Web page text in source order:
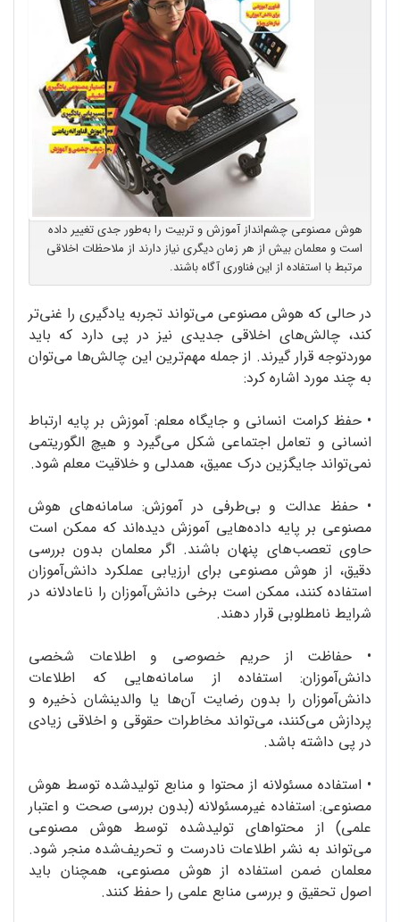
هوش مصنوعی چشم‌انداز آموزش و تربیت را به‌طور جدی تغییر داده
است و معلمان بیش از هر زمان دیگری نیاز دارند از ملاحظات اخلاقی
مرتبط با استفاده از این فناوری آگاه باشند.
در حالی که هوش مصنوعی می‌تواند تجربه‌ یادگیری را غنی‌تر
کند، چالش‌های اخلاقی جدیدی نیز در پی دارد که باید
موردتوجه قرار گیرند. از جمله‌ مهم‌ترین این چالش‌ها می‌توان
به چند مورد اشاره کرد:
• حفظ کرامت انسانی و جایگاه معلم: آموزش بر پایه‌ ارتباط
انسانی و تعامل اجتماعی شکل می‌گیرد و هیچ الگوریتمی
نمی‌تواند جایگزین درک عمیق، همدلی و خلاقیت معلم شود.
• حفظ عدالت و بی‌طرفی در آموزش: سامانه‌های هوش
مصنوعی بر پایه‌ داده‌هایی آموزش دیده‌اند که ممکن است
حاوی تعصب‌های پنهان باشند. اگر معلمان بدون بررسی
دقیق، از هوش مصنوعی برای ارزیابی عملکرد دانش‌آموزان
استفاده کنند، ممکن است برخی دانش‌آموزان را ناعادلانه در
شرایط نامطلوبی قرار دهند.
• حفاظت از حریم خصوصی و اطلاعات شخصی
دانش‌آموزان: استفاده از سامانه‌هایی که اطلاعات
دانش‌آموزان را بدون رضایت آن‌ها یا والدینشان ذخیره و
پردازش می‌کنند، می‌تواند مخاطرات حقوقی و اخلاقی زیادی
در پی داشته باشد.
• استفاده‌ مسئولانه از محتوا و منابع تولیدشده توسط هوش
مصنوعی: استفاده‌ غیرمسئولانه (بدون بررسی صحت و اعتبار
علمی) از محتواهای تولیدشده توسط هوش مصنوعی
می‌تواند به نشر اطلاعات نادرست و تحریف‌شده منجر شود.
معلمان ضمن استفاده از هوش مصنوعی، همچنان باید
اصول تحقیق و بررسی منابع علمی را حفظ کنند.